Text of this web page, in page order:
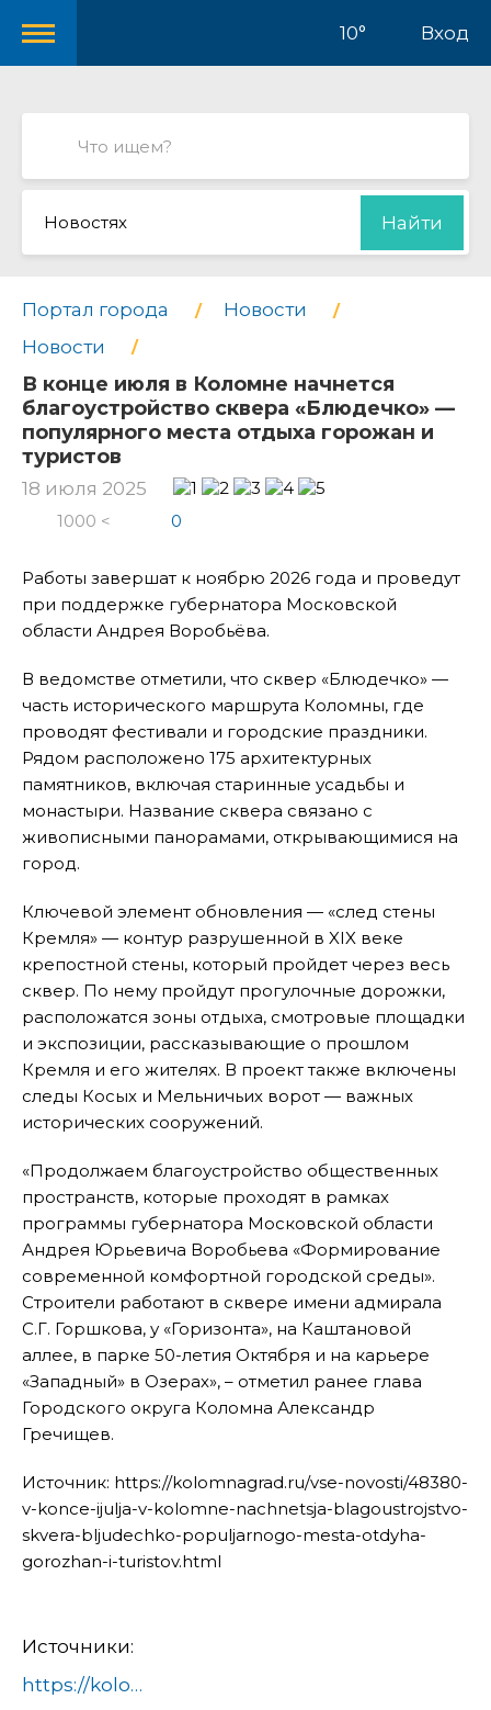
10° Вход
Новостях Найти
Портал города
Новости
Новости
В конце июля в Коломне начнется
благоустройство сквера «Блюдечко» —
популярного места отдыха горожан и
туристов
18 июля 2025
1000 < 0
Работы завершат к ноябрю 2026 года и проведут
при поддержке губернатора Московской
области Андрея Воробьёва.
В ведомстве отметили, что сквер «Блюдечко» —
часть исторического маршрута Коломны, где
проводят фестивали и городские праздники.
Рядом расположено 175 архитектурных
памятников, включая старинные усадьбы и
монастыри. Название сквера связано с
живописными панорамами, открывающимися на
город.
Ключевой элемент обновления — «след стены
Кремля» — контур разрушенной в XIX веке
крепостной стены, который пройдет через весь
сквер. По нему пройдут прогулочные дорожки,
расположатся зоны отдыха, смотровые площадки
и экспозиции, рассказывающие о прошлом
Кремля и его жителях. В проект также включены
следы Косых и Мельничьих ворот — важных
исторических сооружений.
«Продолжаем благоустройство общественных
пространств, которые проходят в рамках
программы губернатора Московской области
Андрея Юрьевича Воробьева «Формирование
современной комфортной городской среды».
Строители работают в сквере имени адмирала
С.Г. Горшкова, у «Горизонта», на Каштановой
аллее, в парке 50-летия Октября и на карьере
«Западный» в Озерах», – отметил ранее глава
Городского округа Коломна Александр
Гречищев.
Источник: https://kolomnagrad.ru/vse-novosti/48380-
v-konce-ijulja-v-kolomne-nachnetsja-blagoustrojstvo-
skvera-bljudechko-populjarnogo-mesta-otdyha-
gorozhan-i-turistov.html
Источники:
https://kolomnagrad.ru/vse-novosti/48380-v-konce-ijulja-v-kolomne-nachnetsja-blagoustrojstvo-skvera-bljudechko-populjarnogo-mesta-otdyha-gorozhan-i-turistov.html